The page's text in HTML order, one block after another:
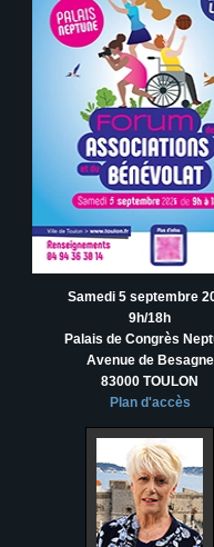
Samedi 5 septembre
9h/18h
Palais de Congrès
Avenue de Besagne
83000 TOULON
Plan d'accès